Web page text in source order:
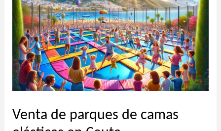
Venta de parques de camas